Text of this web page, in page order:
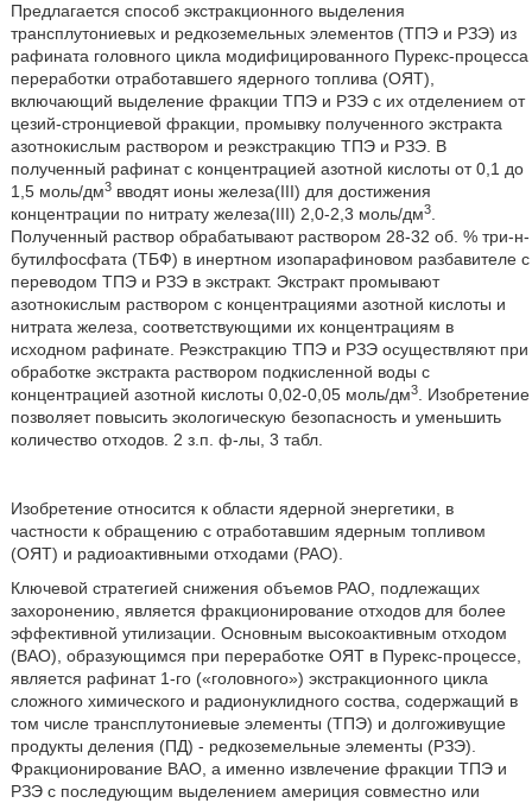
Предлагается способ экстракционного выделения
трансплутониевых и редкоземельных элементов (ТПЭ и РЗЭ) из
рафината головного цикла модифицированного Пурекс-процесса
переработки отработавшего ядерного топлива (ОЯТ),
включающий выделение фракции ТПЭ и РЗЭ с их отделением от
цезий-стронциевой фракции, промывку полученного экстракта
азотнокислым раствором и реэкстракцию ТПЭ и РЗЭ. В
полученный рафинат с концентрацией азотной кислоты от 0,1 до
1,5 моль/дм3вводят ионы железа(III) для достижения
концентрации по нитрату железа(III) 2,0-2,3 моль/дм3.
Полученный раствор обрабатывают раствором 28-32 об. % три-н-
бутилфосфата (ТБФ) в инертном изопарафиновом разбавителе с
переводом ТПЭ и РЗЭ в экстракт. Экстракт промывают
азотнокислым раствором с концентрациями азотной кислоты и
нитрата железа, соответствующими их концентрациям в
исходном рафинате. Реэкстракцию ТПЭ и РЗЭ осуществляют при
обработке экстракта раствором подкисленной воды с
концентрацией азотной кислоты 0,02-0,05 моль/дм3. Изобретение
позволяет повысить экологическую безопасность и уменьшить
количество отходов. 2 з.п. ф-лы, 3 табл.
Изобретение относится к области ядерной энергетики, в
частности к обращению с отработавшим ядерным топливом
(ОЯТ) и радиоактивными отходами (РАО).
Ключевой стратегией снижения объемов РАО, подлежащих
захоронению, является фракционирование отходов для более
эффективной утилизации. Основным высокоактивным отходом
(ВАО), образующимся при переработке ОЯТ в Пурекс-процессе,
является рафинат 1-го («головного») экстракционного цикла
сложного химического и радионуклидного соства, содержащий в
том числе трансплутониевые элементы (ТПЭ) и долгоживущие
продукты деления (ПД) - редкоземельные элементы (РЗЭ).
Фракционирование ВАО, а именно извлечение фракции ТПЭ и
РЗЭ с последующим выделением америция совместно или